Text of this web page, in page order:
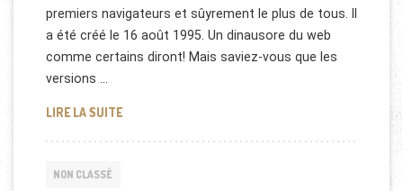
premiers navigateurs et sûyrement le plus de tous. Il
a été créé le 16 août 1995. Un dinausore du web
comme certains diront! Mais saviez-vous que les
versions …
LIRE LA SUITEL'ÉVOLUTION DES LOGOS D'INTERNET EXPLORER
NON CLASSÉ